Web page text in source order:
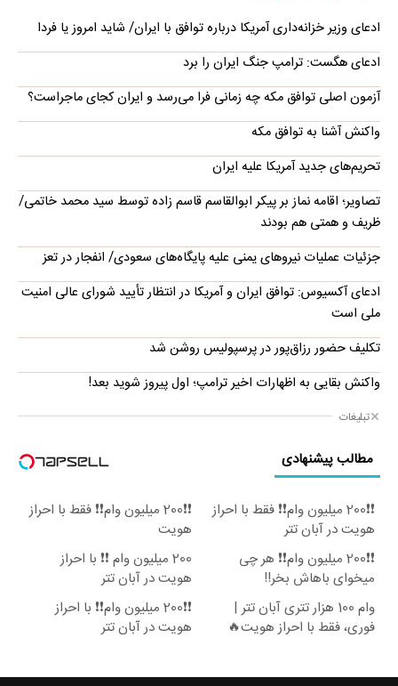
ادعای وزیر خزانه‌داری آمریکا درباره توافق با ایران/ شاید امروز یا فردا
ادعای هگست: ترامپ جنگ ایران را برد
آزمون اصلی توافق مکه چه زمانی فرا می‌رسد و ایران کجای ماجراست؟
واکنش آشنا به توافق مکه
تحریم‌های جدید آمریکا علیه ایران
تصاویر؛ اقامه نماز بر پیکر ابوالقاسم قاسم زاده توسط سید محمد خاتمی/
ظریف و همتی هم بودند
جزئیات عملیات نیروهای یمنی علیه پایگاه‌های سعودی/ انفجار در تعز
ادعای آکسیوس: توافق ایران و آمریکا در انتظار تأیید شورای عالی امنیت
ملی است
تکلیف حضور رزاق‌پور در پرسپولیس روشن شد
واکنش بقایی به اظهارات اخیر ترامپ؛ اول پیروز شوید بعد!
تبلیغات
مطالب پیشنهادی
❗❗200 میلیون وام❗❗ فقط با احراز
هویت در آبان تتر
❗❗200 میلیون وام❗❗ فقط با احراز
هویت
❗❗200 میلیون وام❗❗ هر چی
میخوای باهاش بخر!!
200 میلیون وام ❗❗ با احراز
هویت در آبان تتر
وام 100 هزار تتری آبان تتر |
فوری، فقط با احراز هویت🔥
❗❗200 میلیون وام❗❗ با احراز
هویت در آبان تتر